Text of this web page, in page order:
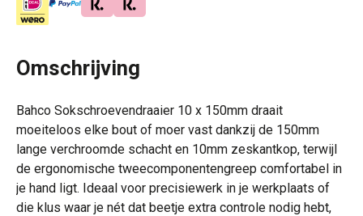
Omschrijving
Bahco Sokschroevendraaier 10 x 150mm draait
moeiteloos elke bout of moer vast dankzij de 150mm
lange verchroomde schacht en 10mm zeskantkop, terwijl
de ergonomische tweecomponentengreep comfortabel in
je hand ligt. Ideaal voor precisiewerk in je werkplaats of
die klus waar je nét dat beetje extra controle nodig hebt,